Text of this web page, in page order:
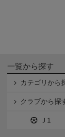
一覧から探す
カテゴリから
クラブから探
Ｊ1